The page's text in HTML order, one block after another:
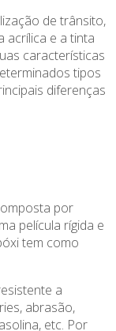
de trânsito,
acrílica e a tinta
características
tipos
diferenças
por
película rígida e
tem como
a
abrasão,
etc. Por